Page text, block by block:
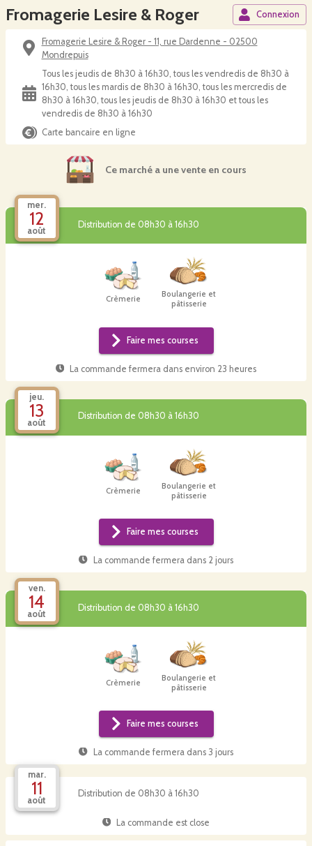
Fromagerie Lesire & Roger Connexion
Fromagerie Lesire & Roger - 11, rue Dardenne - 02500
Mondrepuis
Tous les jeudis de 8h30 à 16h30, tous les vendredis de 8h30 à
16h30, tous les mardis de 8h30 à 16h30, tous les mercredis de
8h30 à 16h30, tous les jeudis de 8h30 à 16h30 et tous les
vendredis de 8h30 à 16h30
Carte bancaire en ligne
Ce marché a une vente en cours
mer.
12
août
Distribution de 08h30 à 16h30
Crèmerie
Boulangerie et
pâtisserie
Faire mes courses
La commande fermera dans environ 23 heures
jeu.
13
août
Distribution de 08h30 à 16h30
Crèmerie
Boulangerie et
pâtisserie
Faire mes courses
La commande fermera dans 2 jours
ven.
14
août
Distribution de 08h30 à 16h30
Crèmerie
Boulangerie et
pâtisserie
Faire mes courses
La commande fermera dans 3 jours
mar.
11
août
Distribution de 08h30 à 16h30
La commande est close